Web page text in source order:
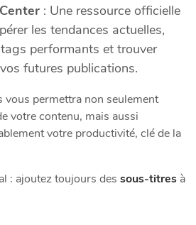
: Une ressource officielle
les tendances actuelles,
performants et trouver
futures publications.
vous permettra non seulement
votre contenu, mais aussi
votre productivité, clé de la
: ajoutez toujours des sous-titres à